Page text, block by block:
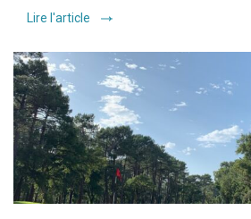
Lire l'article